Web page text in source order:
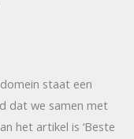
staat een
dat we samen met
het artikel is ‘Beste